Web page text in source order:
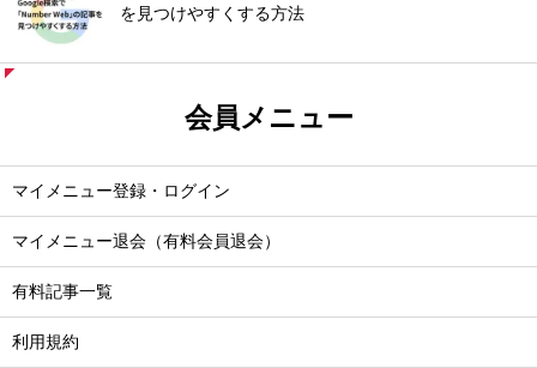
を見つけやすくする方法
会員メニュー
マイメニュー登録・ログイン
マイメニュー退会（有料会員退会）
有料記事一覧
利用規約